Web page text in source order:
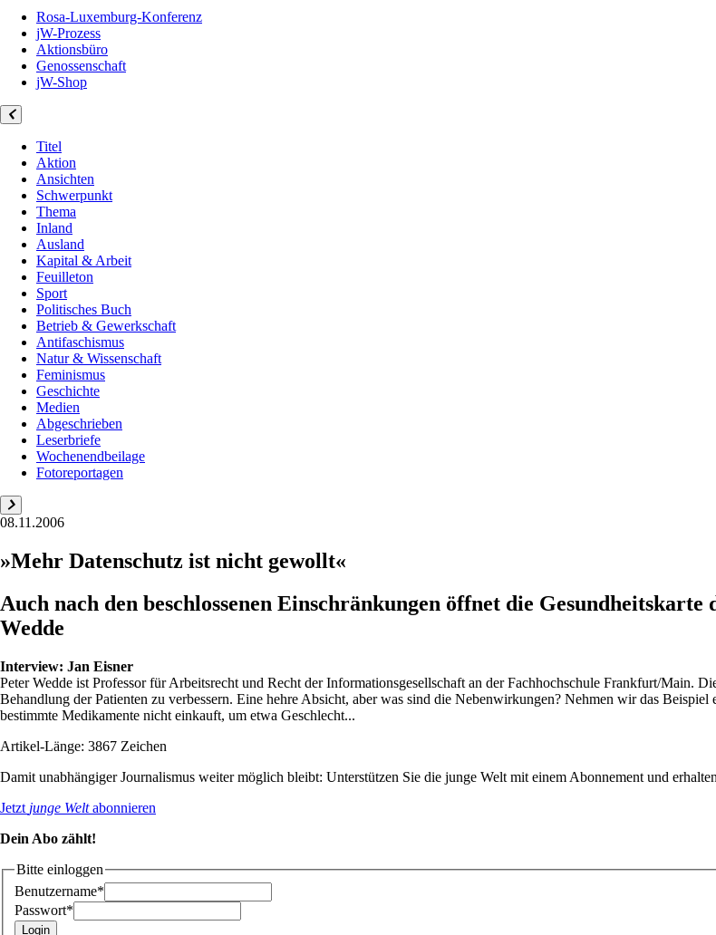
Rosa-Luxemburg-Konferenz
jW-Prozess
Aktionsbüro
Genossenschaft
jW-Shop
Titel
Aktion
Ansichten
Schwerpunkt
Thema
Inland
Ausland
Kapital & Arbeit
Feuilleton
Sport
Politisches Buch
Betrieb & Gewerkschaft
Antifaschismus
Natur & Wissenschaft
Feminismus
Geschichte
Medien
Abgeschrieben
Leserbriefe
Wochenendbeilage
Fotoreportagen
08.11.2006
»Mehr Datenschutz ist nicht gewollt«
Auch nach den beschlossenen Einschränkungen öffnet die
Wedde
Interview: Jan Eisner
Peter Wedde ist Professor für Arbeitsrecht und Recht der Informationsgesellschaft an der Fachhochschule Frankfurt/Main.
Behandlung der Patienten zu verbessern. Eine hehre Absicht, aber was sind die Nebenwirkungen? Nehmen wir das
bestimmte Medikamente nicht einkauft, um etwa Geschlecht...
Artikel-Länge: 3867 Zeichen
Damit unabhängiger Journalismus weiter möglich bleibt: Unterstützen Sie die junge Welt mit einem Abonnement und
Jetzt junge Weltabonnieren
Dein Abo zählt!
Bitte einloggen
Benutzername*
Passwort*